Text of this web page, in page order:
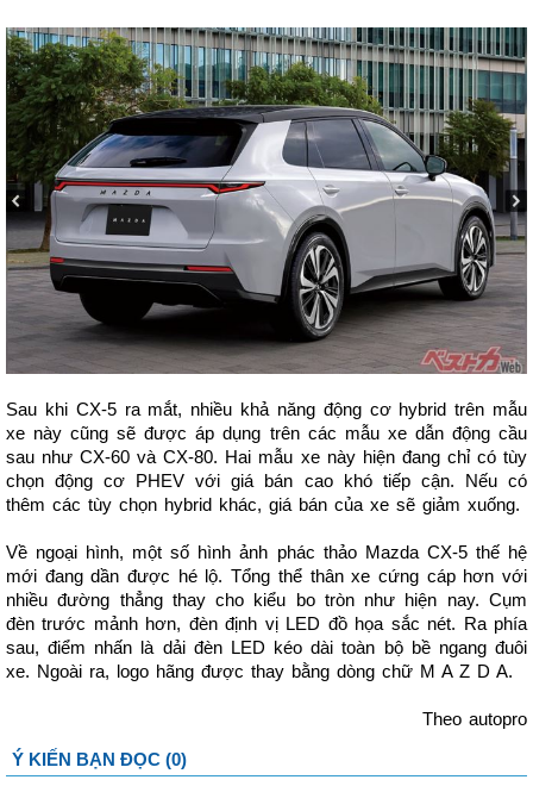
Sau khi CX-5 ra mắt, nhiều khả năng động cơ hybrid trên mẫu
xe này cũng sẽ được áp dụng trên các mẫu xe dẫn động cầu
sau như CX-60 và CX-80. Hai mẫu xe này hiện đang chỉ có tùy
chọn động cơ PHEV với giá bán cao khó tiếp cận. Nếu có
thêm các tùy chọn hybrid khác, giá bán của xe sẽ giảm xuống.
Về ngoại hình, một số hình ảnh phác thảo Mazda CX-5 thế hệ
mới đang dần được hé lộ. Tổng thể thân xe cứng cáp hơn với
nhiều đường thẳng thay cho kiểu bo tròn như hiện nay. Cụm
đèn trước mảnh hơn, đèn định vị LED đồ họa sắc nét. Ra phía
sau, điểm nhấn là dải đèn LED kéo dài toàn bộ bề ngang đuôi
xe. Ngoài ra, logo hãng được thay bằng dòng chữ M A Z D A.
Theo autopro
Ý KIẾN BẠN ĐỌC (0)